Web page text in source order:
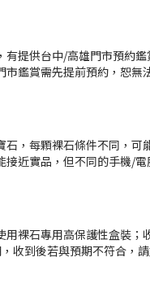
有提供台中/高雄門市預約
市鑑賞需先提前預約，恕無
石，每顆裸石條件不同，
接近實品，但不同的手機/
用裸石專用高保護性盒裝
收到後若與預期不符合，